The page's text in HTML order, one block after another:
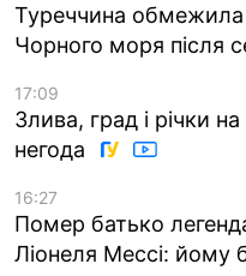
Туреччина обмежила
Чорного моря після
17:09
Злива, град і річки
негода
16:27
Помер батько
Ліонеля Мессі: йому